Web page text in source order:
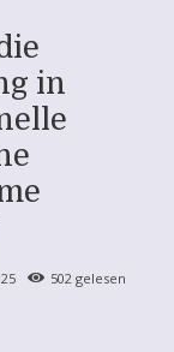
in
502 gelesen